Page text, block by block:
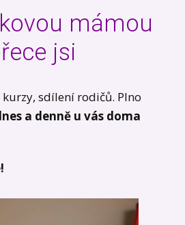
mámou
jsi
sdílení rodičů. Plno
a denně u vás doma